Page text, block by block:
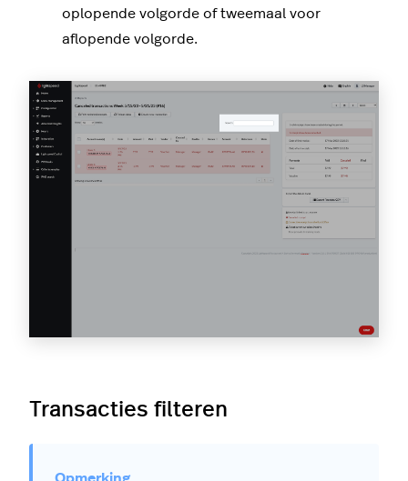
oplopende volgorde of tweemaal voor
aflopende volgorde.
Transacties filteren